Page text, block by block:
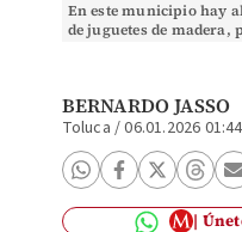
En este municipio hay
de juguetes de madera,
BERNARDO JASSO
Toluca /06.01.2026